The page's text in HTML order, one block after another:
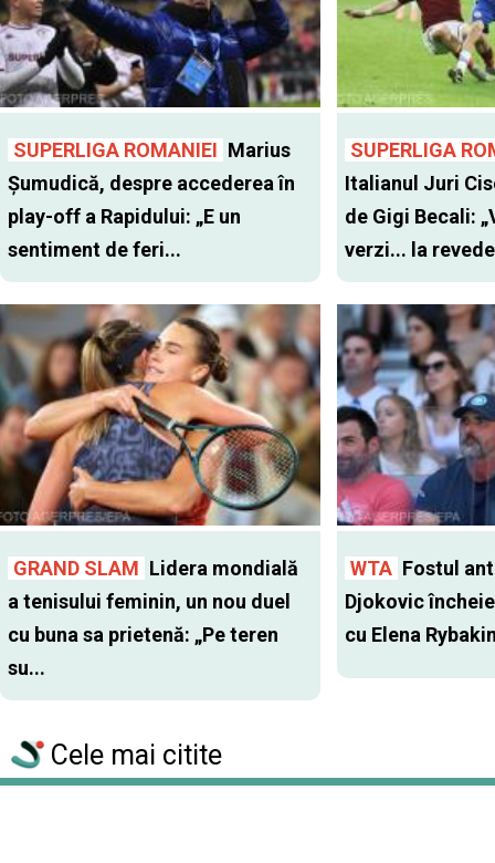
SUPERLIGA ROMANIEI Marius
Șumudică, despre accederea în
play-off a Rapidului: „E un
sentiment de feri...
SUPERLIGA
Italianul Juri
de Gigi Becali:
verzi... la
GRAND SLAM Lidera mondială
a tenisului feminin, un nou duel
cu buna sa prietenă: „Pe teren
su...
WTA Fostul
Djokovic
cu Elena
Cele mai citite